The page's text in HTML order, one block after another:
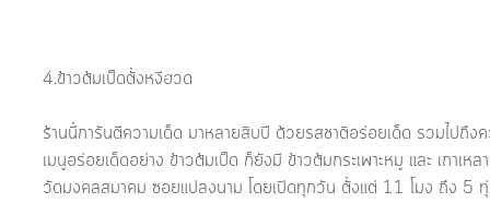
4.ข้าวต้มเป็ดตั้งหงีฮวด
ร้านนี้การันตีความเด็ด มาหลายสิบปี ด้วยรสชาติอร่อยเด็ด รวมไปถึ
เมนูอร่อยเด็ดอย่าง ข้าวต้มเป็ด ก็ยังมี ข้าวต้มกระเพาะหมู และ เกาเ
วัดมงคลสมาคม ซอยแปลงนาม โดยเปิดทุกวัน ตั้งแต่ 11 โมง ถึง 5